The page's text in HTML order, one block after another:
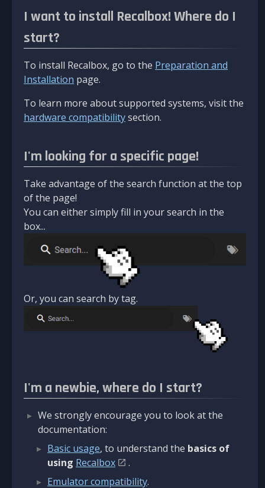
I want to install Recalbox! Where do I
start?
To install Recalbox, go to the Preparation and
Installation page.
To learn more about supported systems, visit the
hardware compatibilitysection.
I'm looking for a specific page!
Take advantage of the search function at the top
of the page!
You can either simply fill in your search in the
box...
Or, you can search by tag.
I'm a newbie, where do I start?
We strongly encourage you to look at the
documentation:
Basic usage, to understand the basics of
using Recalbox
.
Emulator compatibility.